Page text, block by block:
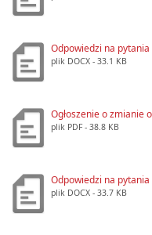
Odpowiedzi na
plik DOCX - 33.1 KB
Ogłoszenie o zmianie
plik PDF- 38.8 KB
Odpowiedzi na pytania
plik DOCX - 33.7 KB